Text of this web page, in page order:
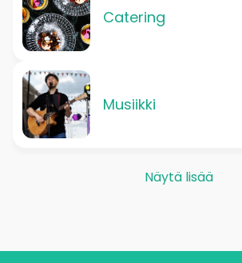
Catering
Musiikki
Näytä lisää